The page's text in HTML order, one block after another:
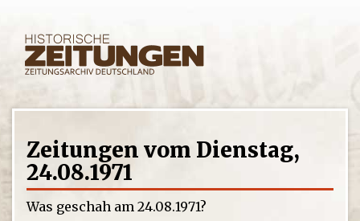
Zeitungen vom Dienstag,
24.08.1971
Was geschah am 24.08.1971?